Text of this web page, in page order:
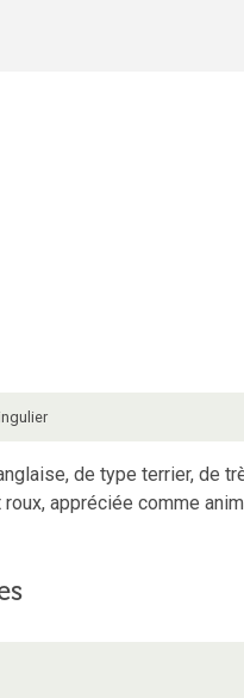
de type terrier, de
appréciée comme